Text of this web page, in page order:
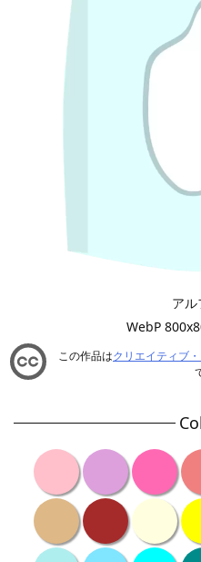
ア
WebP
この作品はクリエイティブ